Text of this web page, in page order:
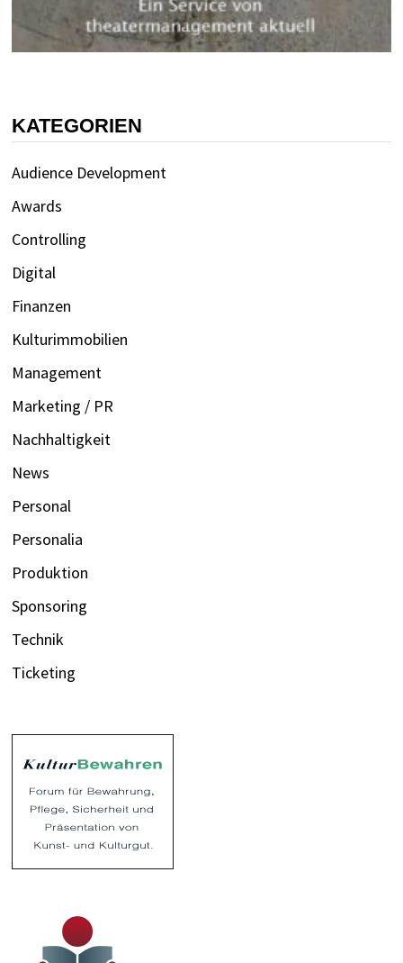
KATEGORIEN
Audience Development
Awards
Controlling
Digital
Finanzen
Kulturimmobilien
Management
Marketing / PR
Nachhaltigkeit
News
Personal
Personalia
Produktion
Sponsoring
Technik
Ticketing